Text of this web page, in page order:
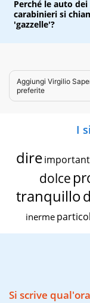
Perché le auto dei
carabinieri si
'gazzelle'?
Aggiungi Virgilio
preferite
I
dire
dolce
tranquillo
inerme
Si scrive